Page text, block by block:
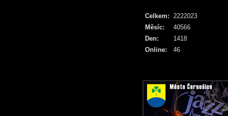
Online: 46
Celkem: 2222023
Měsíc:
40566
Den:
1418